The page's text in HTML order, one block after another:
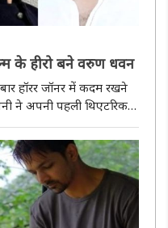
के हीरो बने वरुण धवन
हॉरर जॉनर में कदम रखने
ने अपनी पहली थिएटरिकल
गई वेब सीरीज़ ''रॉकेट ..